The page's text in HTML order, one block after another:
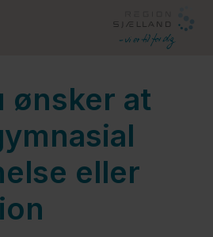
og HF
ønsker at
eller